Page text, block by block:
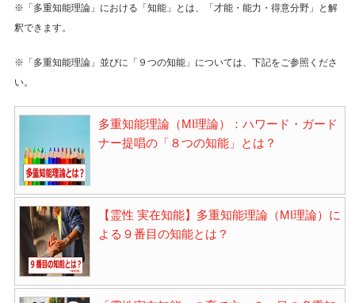
※「多重知能理論」における「知能」とは、「才能・能力・得意分野」と解
釈できます。
※「多重知能理論」並びに「９つの知能」については、下記をご参照くださ
い。
多重知能理論（MI理論）：ハワード・ガード
ナー提唱の「８つの知能」とは？
【霊性 実在知能】多重知能理論（MI理論）に
よる９番目の知能とは？